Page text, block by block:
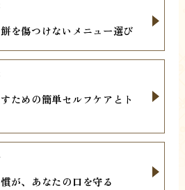
を傷つけないメニュー選び
ための簡単セルフケアとト
が、あなたの口を守る